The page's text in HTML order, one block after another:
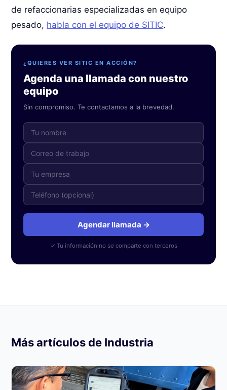
de refaccionarias especializadas en equipo
pesado, habla con el equipo de SITIC.
¿QUIERES VER SITIC EN ACCIÓN?
Agenda una llamada con nuestro
equipo
Sin compromiso. Te contactamos a la brevedad.
Agendar llamada →
✓ Tu información no se comparte con terceros
Más artículos de Industria